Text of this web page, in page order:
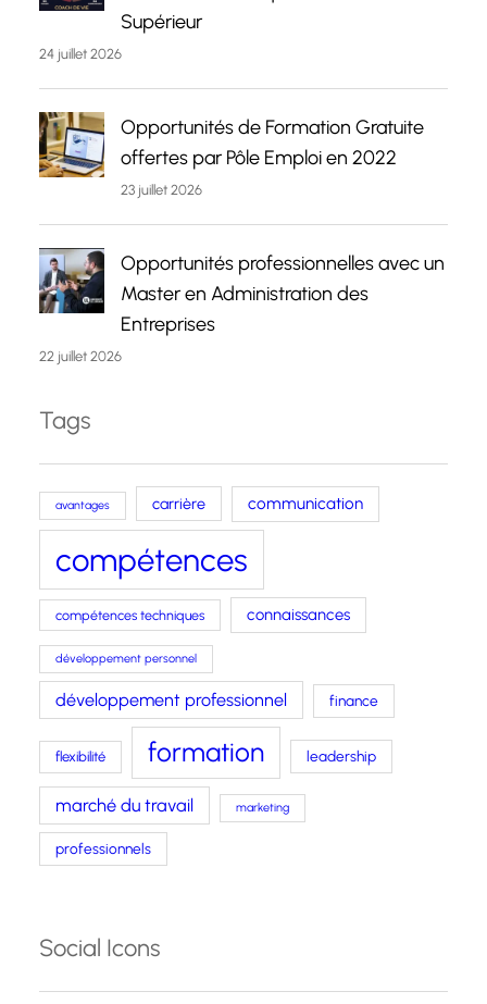
Supérieur
24 juillet 2026
Opportunités de Formation Gratuite
offertes par Pôle Emploi en 2022
23 juillet 2026
Opportunités professionnelles avec un
Master en Administration des
Entreprises
22 juillet 2026
Tags
avantages carrière communication
compétences
compétences techniques connaissances
développement personnel
développement professionnel finance
flexibilité formation leadership
marché du travail marketing
professionnels
Social Icons